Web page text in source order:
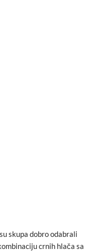
su skupa dobro odabrali
crnih hlača sa